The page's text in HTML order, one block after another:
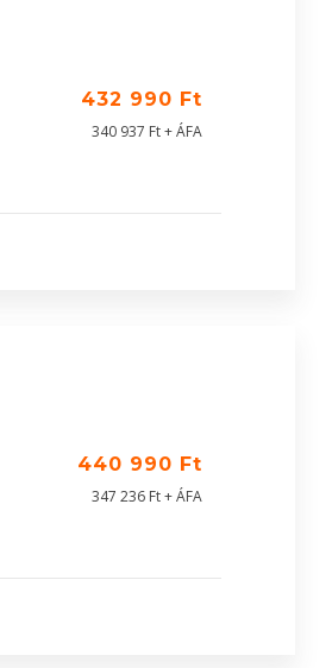
432 990 Ft
340 937 Ft + ÁFA
440 990 Ft
347 236 Ft + ÁFA